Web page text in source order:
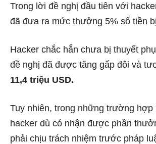
Trong lời đề nghị đầu tiên với
đã đưa ra mức thưởng 5% số tiền
Hacker chắc hẳn chưa bị thuyết
đề nghị đã được tăng gấp đôi và
11,4 triệu USD.
Tuy nhiên, trong những trường hợp
hacker dù có nhận được phần
phải chịu trách nhiệm trước pháp